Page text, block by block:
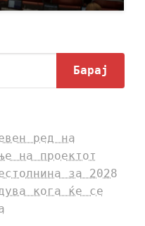
Барај
ред на
на проектот
за 2028
кога ќе се